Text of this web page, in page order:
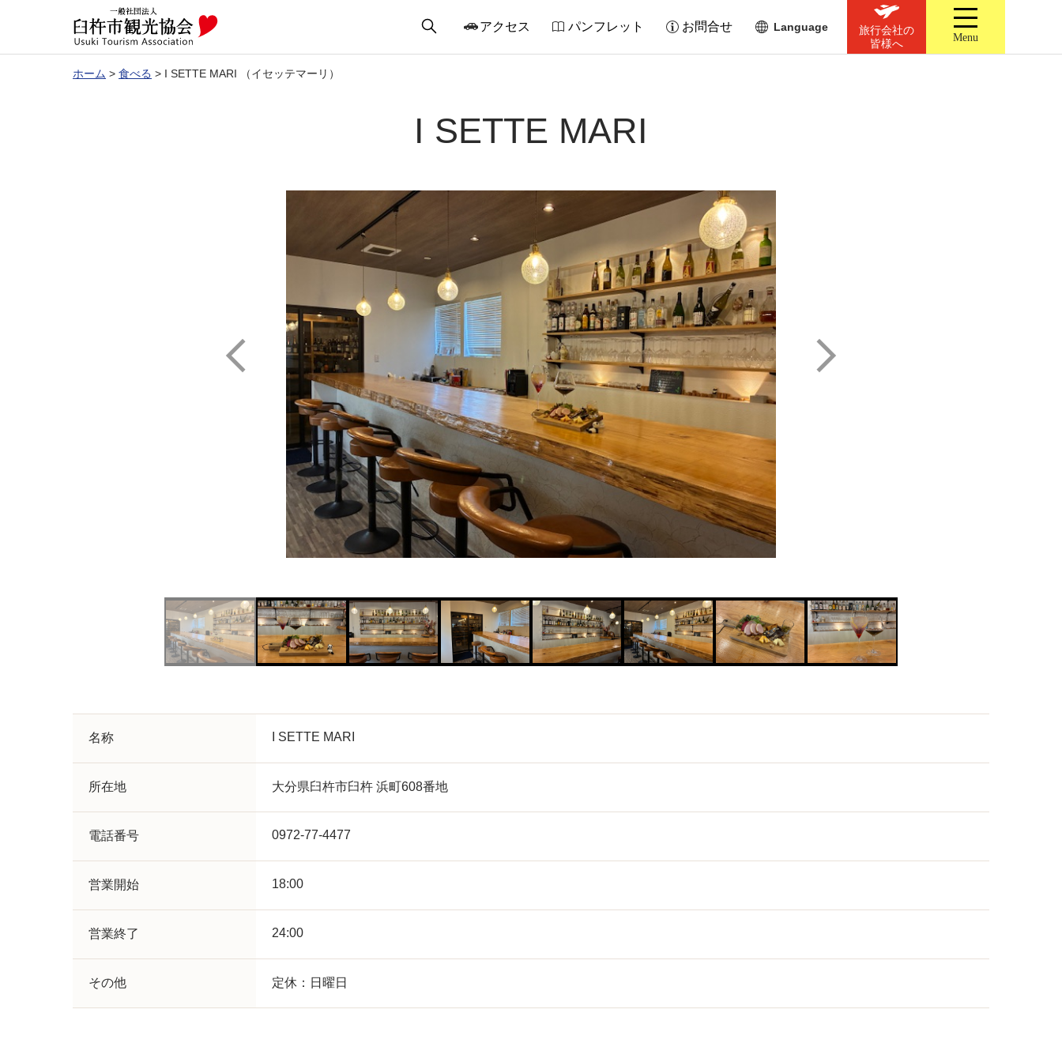
アクセス パンフレット お問合せ Language
旅行会社の
皆様へ
Menu
ホーム > 食べる > I SETTE MARI （イセッテマーリ）
I SETTE MARI
名称 I SETTE MARI
所在地 大分県臼杵市臼杵 浜町608番地
電話番号 0972-77-4477
営業開始 18:00
営業終了 24:00
その他 定休：日曜日